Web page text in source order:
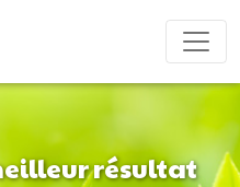
résultat